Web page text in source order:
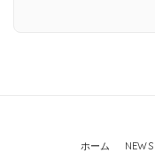
ホーム NEWS